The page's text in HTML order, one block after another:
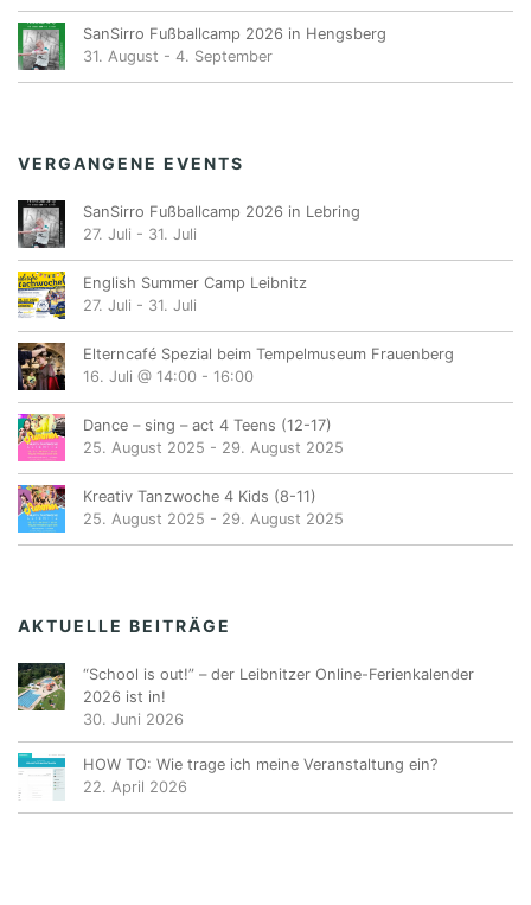
SanSirro Fußballcamp 2026 in Hengsberg
31. August - 4. September
VERGANGENE EVENTS
SanSirro Fußballcamp 2026 in Lebring
27. Juli - 31. Juli
English Summer Camp Leibnitz
27. Juli - 31. Juli
Elterncafé Spezial beim Tempelmuseum Frauenberg
16. Juli @ 14:00 - 16:00
Dance – sing – act 4 Teens (12-17)
25. August 2025 - 29. August 2025
Kreativ Tanzwoche 4 Kids (8-11)
25. August 2025 - 29. August 2025
AKTUELLE BEITRÄGE
“School is out!” – der Leibnitzer Online-Ferienkalender
2026 ist in!
30. Juni 2026
HOW TO: Wie trage ich meine Veranstaltung ein?
22. April 2026